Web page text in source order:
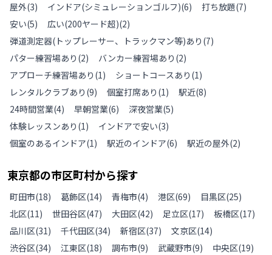
屋外(3) インドア(シミュレーションゴルフ)(6) 打ち放題(7)
安い(5) 広い(200ヤード超)(2)
弾道測定器(トップレーサー、トラックマン等)あり (7)
パター練習場あり (2) バンカー練習場あり (2)
アプローチ練習場あり (1) ショートコースあり (1)
レンタルクラブあり (9) 個室打席あり (1) 駅近(8)
24時間営業(4) 早朝営業(6) 深夜営業(5)
体験レッスンあり (1) インドアで安い(3)
個室のあるインドア(1) 駅近のインドア(6) 駅近の屋外(2)
東京都の市区町村から探す
町田市(18) 葛飾区(14) 青梅市(4) 港区(69) 目黒区(25)
北区(11) 世田谷区(47) 大田区(42) 足立区(17) 板橋区(17)
品川区(31) 千代田区(34) 新宿区(37) 文京区(14)
渋谷区(34) 江東区(18) 調布市(9) 武蔵野市(9) 中央区(19)